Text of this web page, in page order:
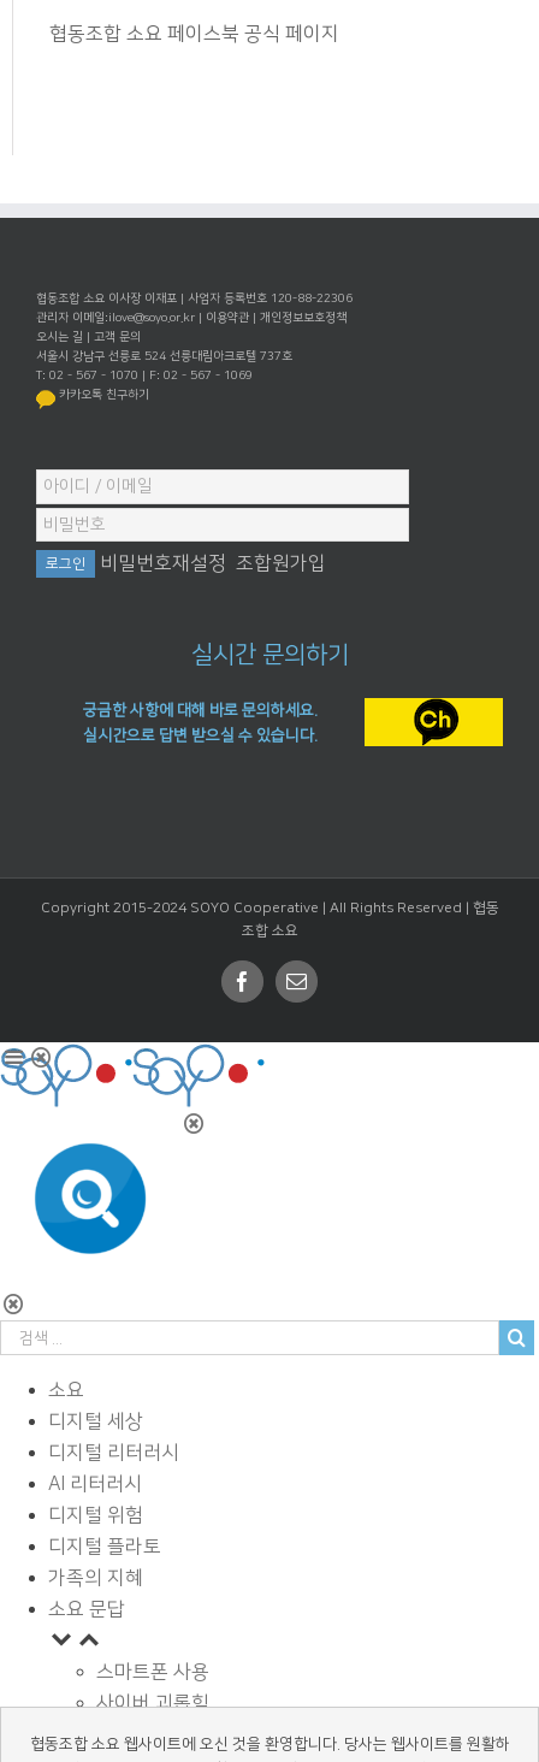
협동조합 소요 페이스북 공식 페이지
협동조합 소요 이사장 이재포 | 사업자 등록번호 120-88-22306
관리자 이메일:ilove@soyo.or.kr | 이용약관 | 개인정보보호정책
오시는 길 | 고객 문의
서울시 강남구 선릉로 524 선릉대림아크로텔 737호
T: 02 - 567 - 1070 | F: 02 - 567 - 1069
카카오톡 친구하기
비밀번호재설정 조합원가입
실시간 문의하기
궁금한 사항에 대해 바로 문의하세요.
실시간으로 답변 받으실 수 있습니다.
Copyright 2015-2024 SOYO Cooperative | All Rights Reserved | 협동
조합 소요
Facebook
Email
소요
디지털 세상
디지털 리터러시
AI 리터러시
디지털 위험
디지털 플라토
가족의 지혜
소요 문답
스마트폰 사용
사이버 괴롭힘
페이스북과 SNS
협동조합 소요 웹사이트에 오신 것을 환영합니다. 당사는 웹사이트를 원활하